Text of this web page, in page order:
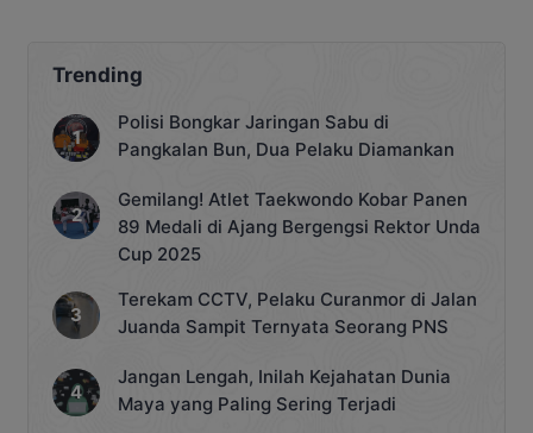
Trending
Polisi Bongkar Jaringan Sabu di
Pangkalan Bun, Dua Pelaku Diamankan
Gemilang! Atlet Taekwondo Kobar Panen
89 Medali di Ajang Bergengsi Rektor Unda
Cup 2025
Terekam CCTV, Pelaku Curanmor di Jalan
Juanda Sampit Ternyata Seorang PNS
Jangan Lengah, Inilah Kejahatan Dunia
Maya yang Paling Sering Terjadi